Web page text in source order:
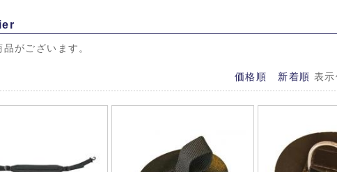
品がございます。
価格順 新着順 表